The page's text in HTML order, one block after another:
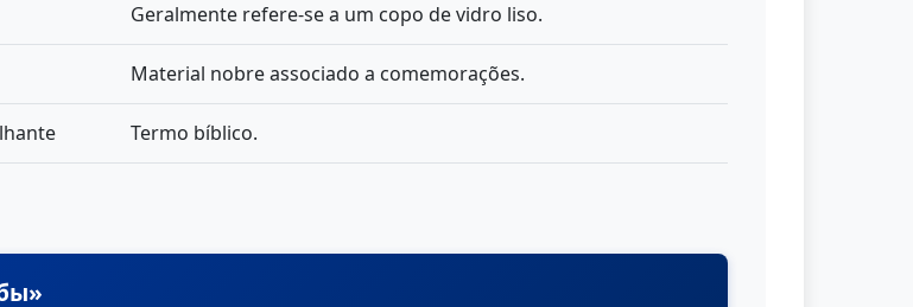
Geralmente refere-se a um copo de vidro liso.
Material nobre associado a comemorações.
Termo bíblico.